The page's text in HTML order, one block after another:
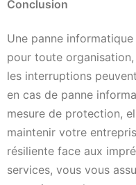
Conclusion
Une panne
pour toute
les interruptions
en cas de panne
mesure de protection,
maintenir votre
résiliente face aux
services, vous vous